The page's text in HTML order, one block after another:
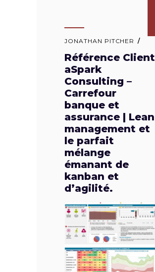
JONATHAN PITCHER
Référence Client
aSpark
Consulting –
Carrefour
banque et
assurance | Lean
management et
le parfait
mélange
émanant de
kanban et
d’agilité.